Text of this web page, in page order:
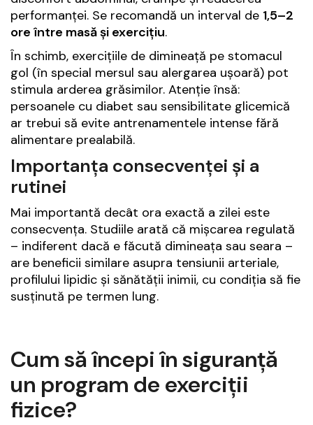
performanței. Se recomandă un interval de 1,5–2
ore între masă și exercițiu.
În schimb, exercițiile de dimineață pe stomacul
gol (în special mersul sau alergarea ușoară) pot
stimula arderea grăsimilor. Atenție însă:
persoanele cu diabet sau sensibilitate glicemică
ar trebui să evite antrenamentele intense fără
alimentare prealabilă.
Importanța consecvenței și a
rutinei
Mai importantă decât ora exactă a zilei este
consecvența. Studiile arată că mișcarea regulată
– indiferent dacă e făcută dimineața sau seara –
are beneficii similare asupra tensiunii arteriale,
profilului lipidic și sănătății inimii, cu condiția să fie
susținută pe termen lung.
Cum să începi în siguranță
un program de exerciții
fizice?